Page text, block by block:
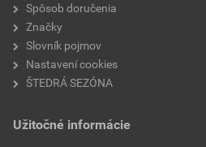
Spôsob doručenia
Značky
Slovník pojmov
Nastavení cookies
ŠTEDRÁ SEZÓNA
Užitočné informácie